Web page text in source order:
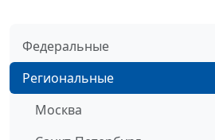
Федеральные
Региональные
Москва